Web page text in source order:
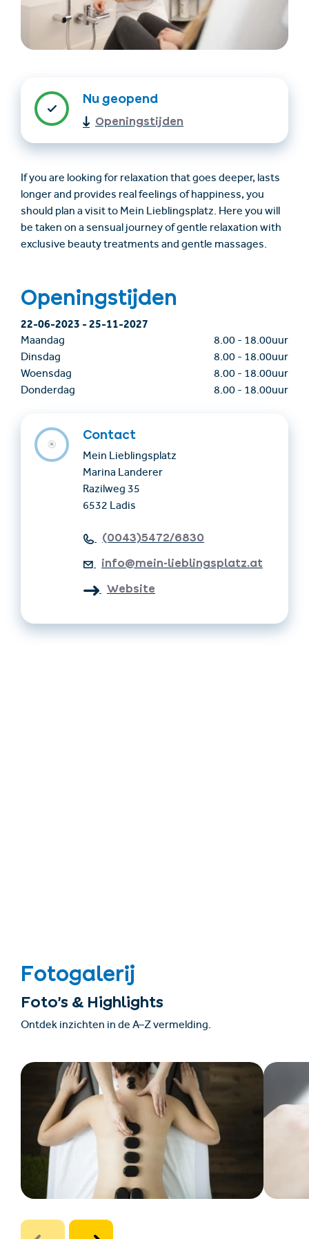
Nederlands
+43/5476/6239
info@serfaus-fiss-ladis.at
Nu geopend
Openingstijden
If you are looking for relaxation that goes deeper, lasts
longer and provides real feelings of happiness, you
should plan a visit to Mein Lieblingsplatz. Here you will
be taken on a sensual journey of gentle relaxation with
exclusive beauty treatments and gentle massages.
Openingstijden
22-06-2023-25-11-2027
Maandag 8.00 - 18.00uur
Dinsdag
8.00 - 18.00uur
Woensdag
8.00 - 18.00uur
Donderdag
8.00 - 18.00uur
Contact
Mein Lieblingsplatz
Marina Landerer
Razilweg 35
6532 Ladis
(0043)5472/6830
info@mein-lieblingsplatz.at
Website
Fotogalerij
Foto’s & Highlights
Ontdek inzichten in de A–Z vermelding.